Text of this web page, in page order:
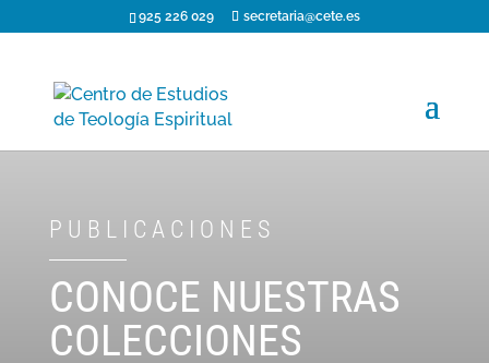
925 226 029 secretaria@cete.es
PUBLICACIONES
CONOCE NUESTRAS
COLECCIONES